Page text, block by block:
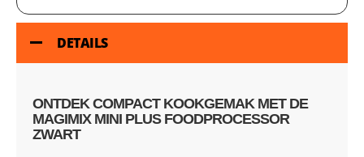
DETAILS
ONTDEK COMPACT KOOKGEMAK MET DE
MAGIMIX MINI PLUS FOODPROCESSOR
ZWART